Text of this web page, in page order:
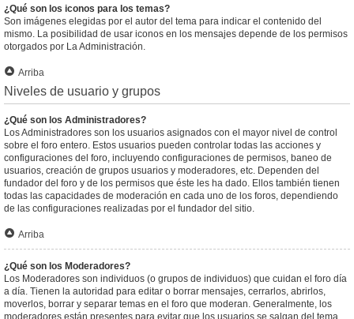
¿Qué son los iconos para los temas?
Son imágenes elegidas por el autor del tema para indicar el contenido del
mismo. La posibilidad de usar iconos en los mensajes depende de los permisos
otorgados por La Administración.
Arriba
Niveles de usuario y grupos
¿Qué son los Administradores?
Los Administradores son los usuarios asignados con el mayor nivel de control
sobre el foro entero. Estos usuarios pueden controlar todas las acciones y
configuraciones del foro, incluyendo configuraciones de permisos, baneo de
usuarios, creación de grupos usuarios y moderadores, etc. Dependen del
fundador del foro y de los permisos que éste les ha dado. Ellos también tienen
todas las capacidades de moderación en cada uno de los foros, dependiendo
de las configuraciones realizadas por el fundador del sitio.
Arriba
¿Qué son los Moderadores?
Los Moderadores son individuos (o grupos de individuos) que cuidan el foro día
a día. Tienen la autoridad para editar o borrar mensajes, cerrarlos, abrirlos,
moverlos, borrar y separar temas en el foro que moderan. Generalmente, los
moderadores están presentes para evitar que los usuarios se salgan del tema